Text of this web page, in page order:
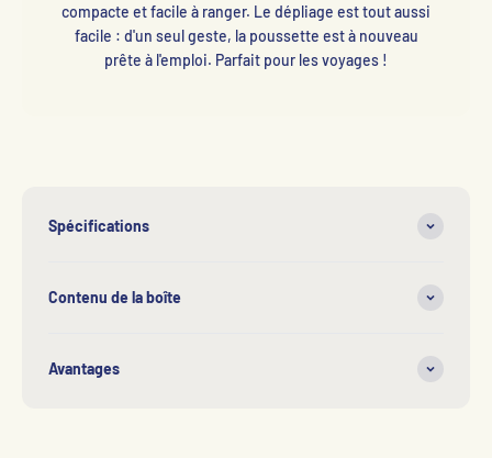
compacte et facile à ranger. Le dépliage est tout aussi
facile : d'un seul geste, la poussette est à nouveau
prête à l'emploi. Parfait pour les voyages !
Spécifications
Contenu de la boîte
Avantages